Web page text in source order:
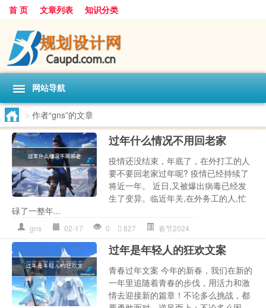
首 页 文章列表 知识分类
网站导航
> 作者“gns”的文章
过年什么情况不用回老家
疫情还没结束，年底了，在外打工的人
要不要回老家过年呢? 疫情已经持续了
将近一年。 近日,又被爆出病毒已经发
生了变异。临近年关,在外务工的人,忙
碌了一整年...
gns 02-17 0 827 春节2024
过年是年轻人的狂欢文案
青春过年文案 今年的新春，我们在新的
一年里追随着青春的步伐，用活力和激
情去迎接新的篇章！不论多么挑战，都